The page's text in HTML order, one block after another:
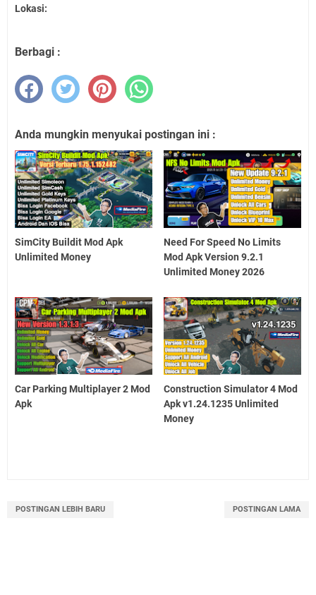
Lokasi:
Berbagi :
Anda mungkin menyukai postingan ini :
SimCity Buildit Mod Apk
Unlimited Money
Need For Speed No Limits
Mod Apk Version 9.2.1
Unlimited Money 2026
Car Parking Multiplayer 2 Mod
Apk
Construction Simulator 4 Mod
Apk v1.24.1235 Unlimited
Money
POSTINGAN LEBIH BARU POSTINGAN LAMA